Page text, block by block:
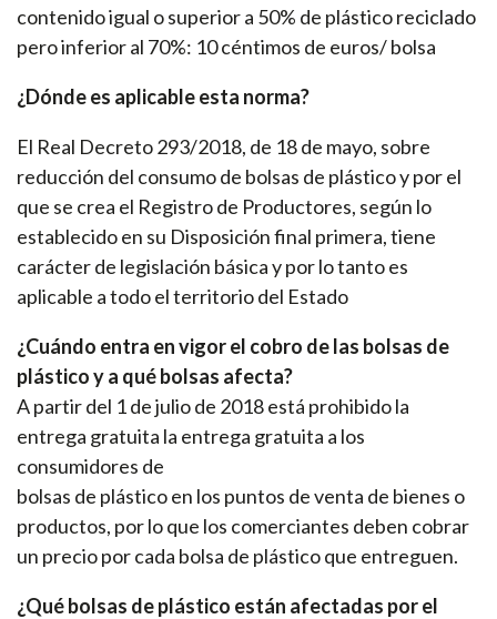
contenido igual o superior a 50% de plástico reciclado
pero inferior al 70%: 10 céntimos de euros/ bolsa
¿Dónde es aplicable esta norma?
El Real Decreto 293/2018, de 18 de mayo, sobre
reducción del consumo de bolsas de plástico y por el
que se crea el Registro de Productores, según lo
establecido en su Disposición final primera, tiene
carácter de legislación básica y por lo tanto es
aplicable a todo el territorio del Estado
¿Cuándo entra en vigor el cobro de las bolsas de
plástico y a qué bolsas afecta?
A partir del 1 de julio de 2018 está prohibido la
entrega gratuita la entrega gratuita a los
consumidores de
bolsas de plástico en los puntos de venta de bienes o
productos, por lo que los comerciantes deben cobrar
un precio por cada bolsa de plástico que entreguen.
¿Qué bolsas de plástico están afectadas por el